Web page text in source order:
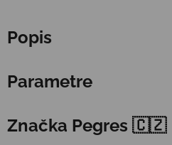
Popis
Parametre
Značka Pegres 🇨🇿